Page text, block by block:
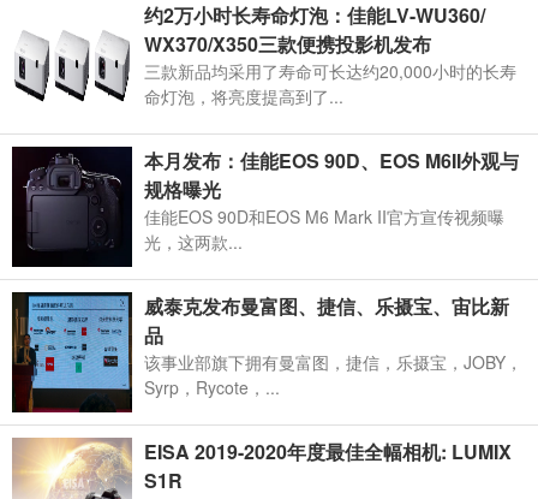
约2万小时长寿命灯泡：佳能LV-WU360/
WX370/X350三款便携投影机发布
三款新品均采用了寿命可长达约20,000小时的长寿
命灯泡，将亮度提高到了...
本月发布：佳能EOS 90D、EOS M6II外观与
规格曝光
佳能EOS 90D和EOS M6 Mark II官方宣传视频曝
光，这两款...
威泰克发布曼富图、捷信、乐摄宝、宙比新
品
该事业部旗下拥有曼富图，捷信，乐摄宝，JOBY，
Syrp，Rycote，...
EISA 2019-2020年度最佳全幅相机: LUMIX
S1R